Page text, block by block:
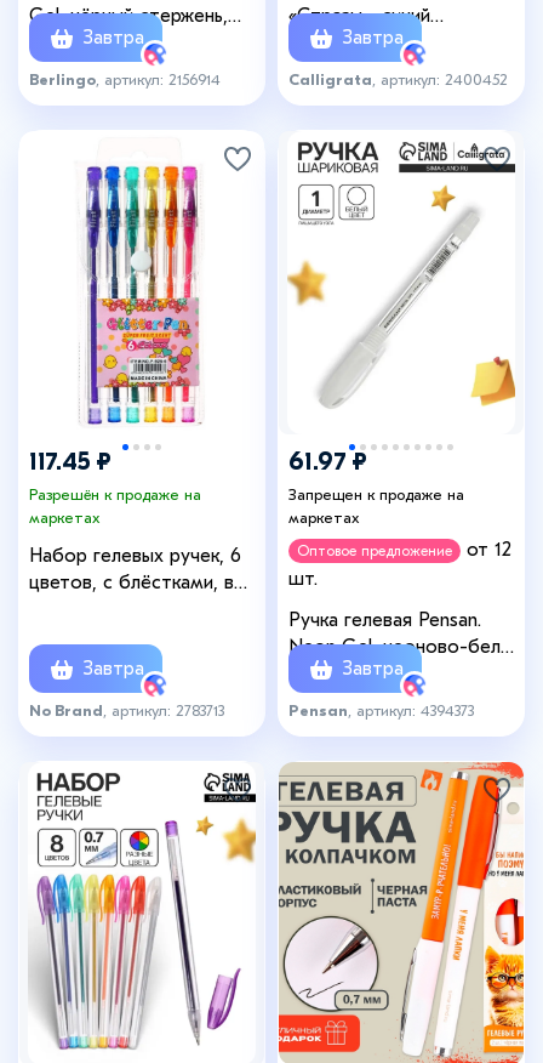
Gel, чёрный стержень,
узел 0.5 мм
Завтра
Berlingo , артикул: 2156914
«Стразы», синий
стержень, узел 0.5 мм,
МИКС
Завтра
Calligrata , артикул: 2400452
117.45 ₽
Разрешён к продаже на
маркетах
Набор гелевых ручек, 6
цветов, с блёстками, в
Завтра
No Brand , артикул: 2783713
61.97 ₽
Запрещен к продаже на
маркетах
Оптовое предложение
от 12
шт.
Ручка гелевая Pensan.
Neon Gel, неоново-белый
стержень, узел 1 мм
Завтра
Pensan , артикул: 4394373